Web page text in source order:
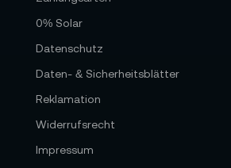
0% Solar
Datenschutz
Daten- & Sicherheitsblätter
Reklamation
Widerrufsrecht
Impressum